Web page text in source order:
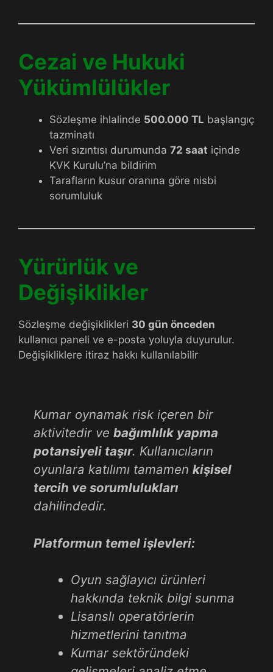
Cezai ve Hukuki
Yükümlülükler
Sözleşme ihlalinde 500.000 TL başlangıç
tazminatı
Veri sızıntısı durumunda 72 saat içinde
KVK Kurulu’na bildirim
Tarafların kusur oranına göre nisbi
sorumluluk
Yürürlük ve
Değişiklikler
Sözleşme değişiklikleri 30 gün önceden
kullanıcı paneli ve e-posta yoluyla duyurulur.
Değişikliklere itiraz hakkı kullanılabilir
Kumar oynamak risk içeren bir
aktivitedir ve bağımlılık yapma
potansiyeli taşır. Kullanıcıların
oyunlara katılımı tamamen kişisel
tercih ve sorumlulukları
dahilindedir.
Platformun temel işlevleri:
Oyun sağlayıcı ürünleri
hakkında teknik bilgi sunma
Lisanslı operatörlerin
hizmetlerini tanıtma
Kumar sektöründeki